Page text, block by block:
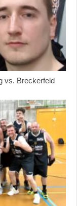
vs. Breckerfeld